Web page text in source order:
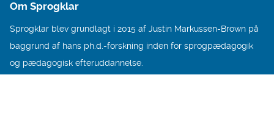
Om Sprogklar
Sprogklar blev grundlagt i 2015 af Justin Markussen-Brown på
baggrund af hans ph.d.-forskning inden for sprogpædagogik
og pædagogisk efteruddannelse.